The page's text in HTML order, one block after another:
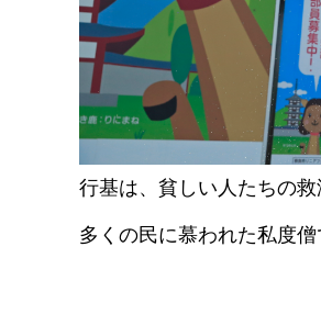
行基は、貧しい人たちの
多くの民に慕われた私度僧